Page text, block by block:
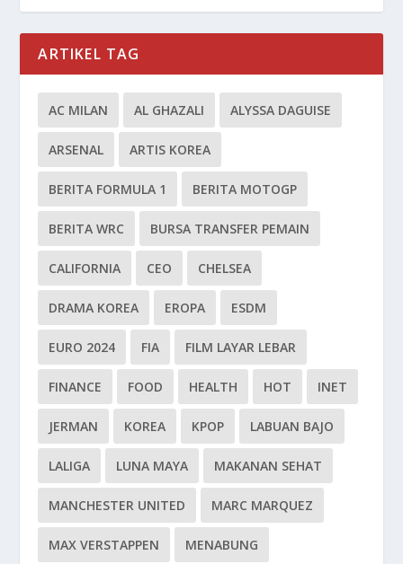
ARTIKEL TAG
AC MILAN AL GHAZALI ALYSSA DAGUISE
ARSENAL ARTIS KOREA
BERITA FORMULA 1 BERITA MOTOGP
BERITA WRC BURSA TRANSFER PEMAIN
CALIFORNIA CEO CHELSEA
DRAMA KOREA EROPA ESDM
EURO 2024 FIA FILM LAYAR LEBAR
FINANCE FOOD HEALTH HOT INET
JERMAN KOREA KPOP LABUAN BAJO
LALIGA LUNA MAYA MAKANAN SEHAT
MANCHESTER UNITED MARC MARQUEZ
MAX VERSTAPPEN MENABUNG